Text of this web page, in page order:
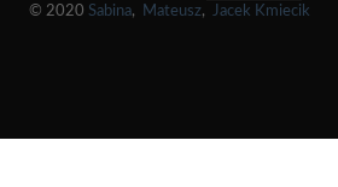
© 2020 Sabina, Mateusz, Jacek Kmiecik